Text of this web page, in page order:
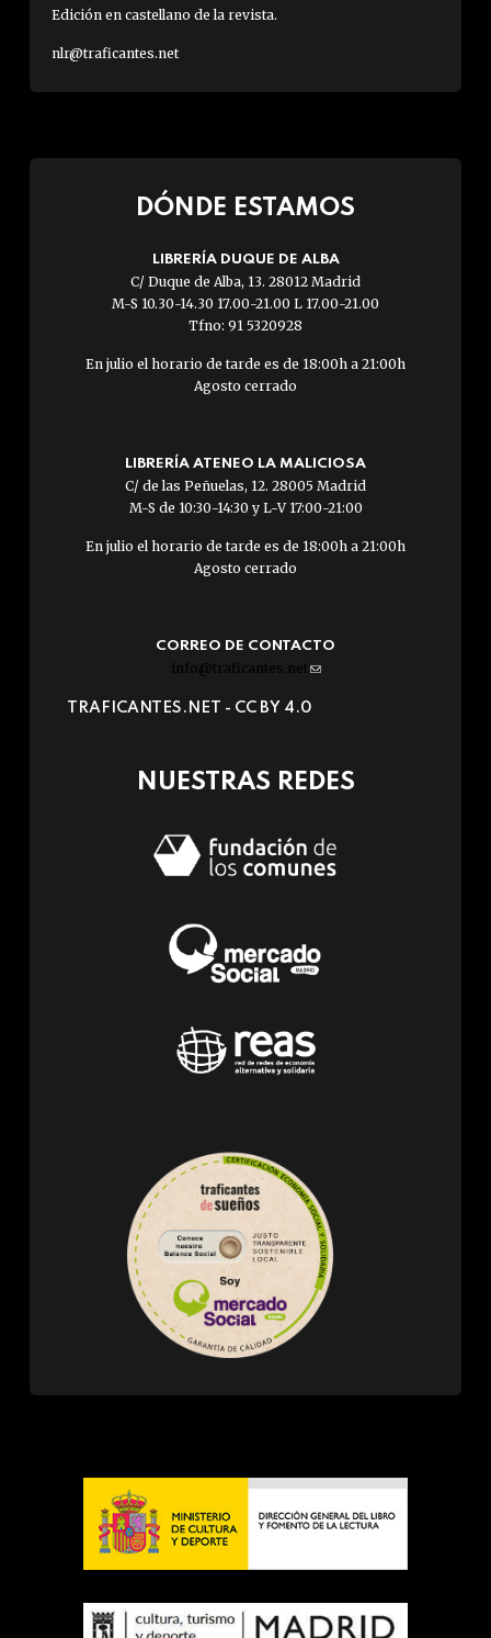
Edición en castellano de la revista.
nlr@traficantes.net
DÓNDE ESTAMOS
LIBRERÍA DUQUE DE ALBA
C/ Duque de Alba, 13. 28012 Madrid
M-S 10.30-14.30 17.00-21.00 L 17.00-21.00
Tfno: 91 5320928
En julio el horario de tarde es de 18:00h a 21:00h
Agosto cerrado
LIBRERÍA ATENEO LA MALICIOSA
C/ de las Peñuelas, 12. 28005 Madrid
M-S de 10:30-14:30 y L-V 17:00-21:00
En julio el horario de tarde es de 18:00h a 21:00h
Agosto cerrado
CORREO DE CONTACTO
info@traficantes.net (link
e-
TRAFICANTES.NET - CC BY 4.0
NUESTRAS REDES